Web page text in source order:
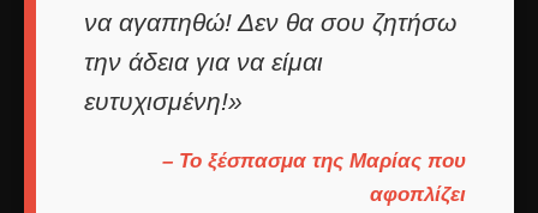
να αγαπηθώ! Δεν θα σου ζητήσω
την άδεια για να είμαι
ευτυχισμένη!»
– Το ξέσπασμα της Μαρίας που
αφοπλίζει